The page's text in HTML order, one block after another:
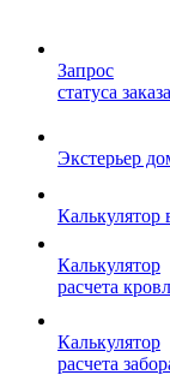
Запрос
статуса заказа
Экстерьер
Калькулятор
Калькулятор
расчета
Калькулятор
расчета